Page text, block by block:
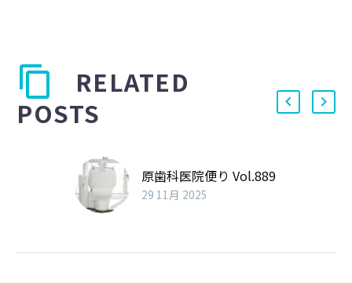
RELATED
POSTS
原歯科医院便り Vol.889
29 11月 2025